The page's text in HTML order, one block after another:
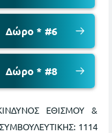
Δώρο * #6
Δώρο * #8
ΕΘΙΣΜΟΥ &
1114